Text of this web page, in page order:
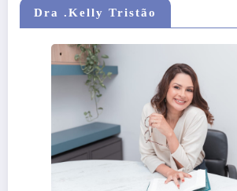
Dra .Kelly Tristão